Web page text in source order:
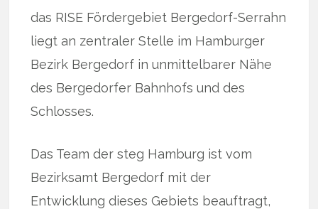
das RISE Fördergebiet Bergedorf-Serrahn
liegt an zentraler Stelle im Hamburger
Bezirk Bergedorf in unmittelbarer Nähe
des Bergedorfer Bahnhofs und des
Schlosses.
Das Team der steg Hamburg ist vom
Bezirksamt Bergedorf mit der
Entwicklung dieses Gebiets beauftragt,